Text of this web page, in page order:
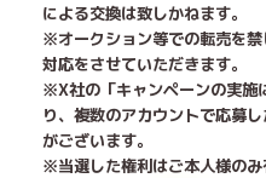
による交換は致しかねます。
※オークション等での転売を
対応をさせていただきます。
※X社の「キャンペーンの実施
り、複数のアカウントで応募
がございます。
※当選した権利はご本人様の